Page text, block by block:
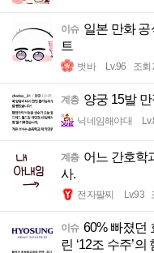
이슈 일본 만화 공
트
벗바 Lv.96 조회
계층 양궁 15발 만
닉네임해야대
계층 어느 간호학
사.
전자팔찌 Lv.93
이슈 60% 빠졌던
린 ‘12조 수주’